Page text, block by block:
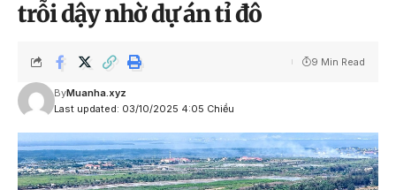
trỗi dậy nhờ dự án tỉ đô
Last updated: 03/10/2025 4:05 Chiều
ByMuanha.xyz
9 Min Read